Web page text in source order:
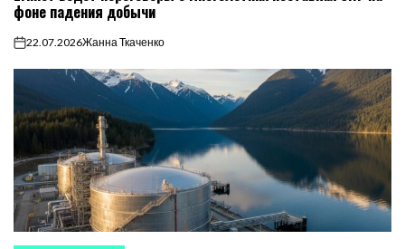
фоне падения добычи
on22.07.2026Жанна Ткаченко